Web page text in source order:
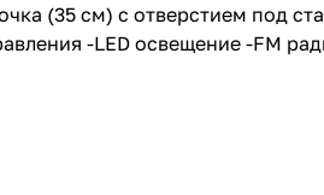
(35 см) с отверстием под
-LED освещение -FM